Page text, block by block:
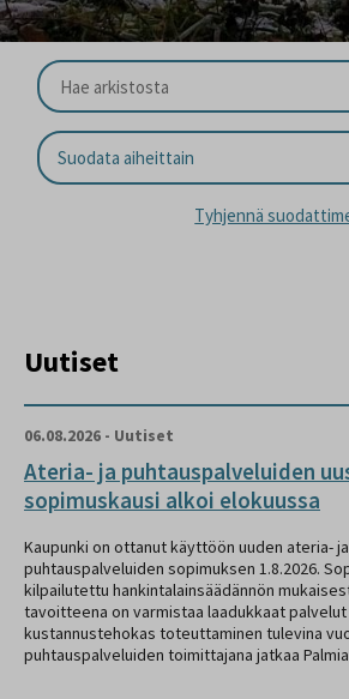
Uutiset
06.08.2026 - Uutiset
Ateria- ja puhtauspalveluiden
sopimuskausi alkoi elokuussa
Kaupunki on ottanut käyttöön uuden ateria- ja
puhtauspalveluiden sopimuksen 1.8.2026.
kilpailutettu hankintalainsäädännön
tavoitteena on varmistaa laadukkaat
kustannustehokas toteuttaminen tulevina
puhtauspalveluiden toimittajana jatkaa
Suodata aiheittain
Tyhjennä